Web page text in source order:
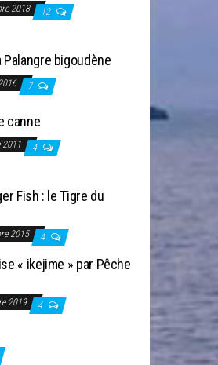
2018 12
Palangre bigoudène
7
canne
2011 4
Fish : le Tigre du
2015 4
« ikejime » par Pêche
2019 4